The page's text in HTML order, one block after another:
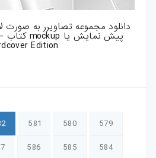
دانلود مجموعه تصاویرر به صورت
Edition
579
580
581
584
585
586